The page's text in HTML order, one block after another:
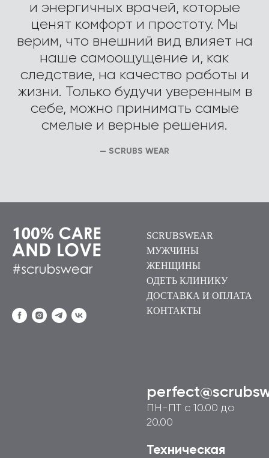
и энергичных врачей, которые
ценят комфорт и простоту. Мы
верим, что внешний вид влияет на
наше самоощущение и, как
следствие, на качество работы и
жизни. Только будучи уверенным в
себе, можно принимать самые
смелые и верные решения.
— SCRUBS WEAR
SCRUBSWEAR
МУЖЧИНЫ
ЖЕНЩИНЫ
ОДЕТЬ КЛИНИКУ
ДОСТАВКА И ОПЛАТА
КОНТАКТЫ
ПН-ПТ с 10.00 до
20.00
Техническая